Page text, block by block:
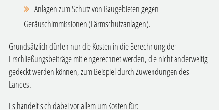
Anlagen zum Schutz von Baugebieten gegen
Geräuschimmissionen (Lärmschutzanlagen).
Grundsätzlich dürfen nur die Kosten in die Berechnung der
Erschließungsbeiträge mit eingerechnet werden, die nicht anderweitig
gedeckt werden können, zum Beispiel durch Zuwendungen des
Landes.
Es handelt sich dabei vor allem um Kosten für: